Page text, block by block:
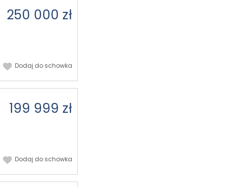
250 000 zł
Dodaj do schowka
199 999 zł
Dodaj do schowka